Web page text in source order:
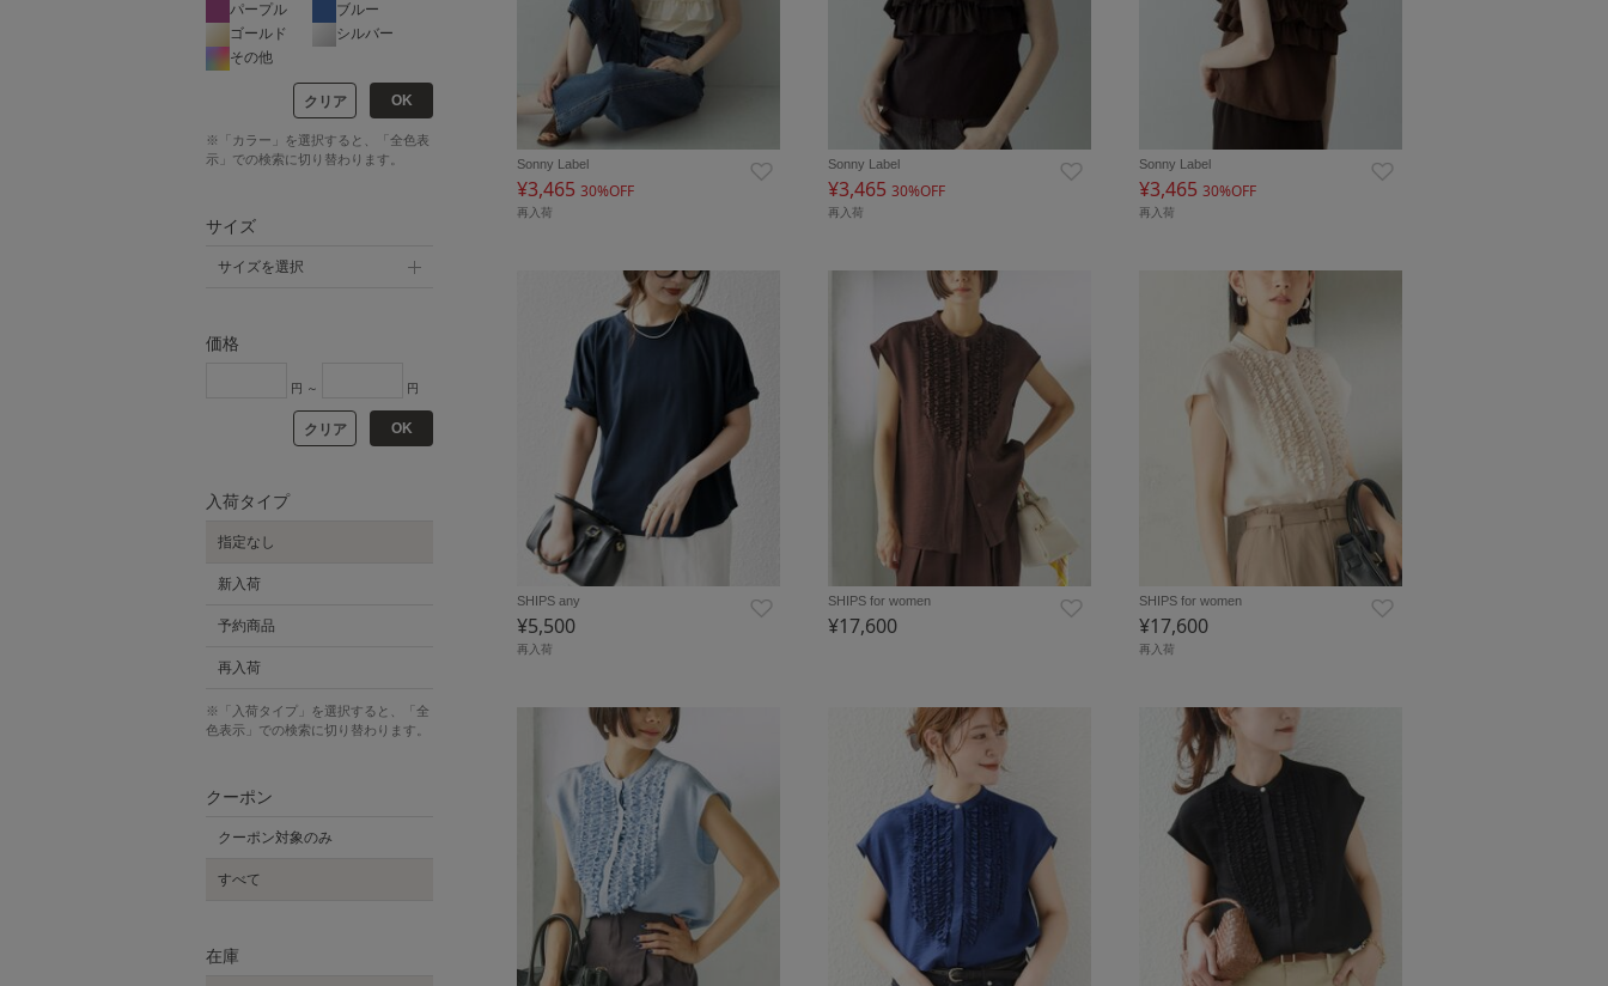
Sonny Label
¥3,465 30%OFF
再入荷
Sonny Label
¥3,465 30%OFF
再入荷
Sonny Label
¥3,465 30%OFF
再入荷
SHIPS any
¥5,500
再入荷
SHIPS for women
¥17,600
SHIPS for women
¥17,600
再入荷
パープル
ブルー
ゴールド
シルバー
その他
クリア OK
※「カラー」を選択すると、「全色表
示」での検索に切り替わります。
サイズ
サイズを選択
価格
円 ～ 円
クリア OK
入荷タイプ
指定なし
新入荷
予約商品
再入荷
※「入荷タイプ」を選択すると、「全
色表示」での検索に切り替わります。
クーポン
クーポン対象のみ
すべて
在庫